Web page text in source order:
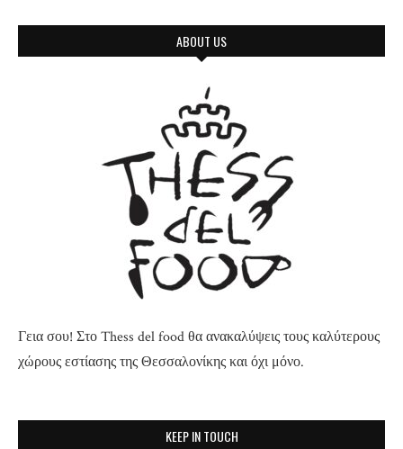
ABOUT US
Γεια σου! Στο Thess del food θα ανακαλύψεις τους καλύτερους
χώρους εστίασης της Θεσσαλονίκης και όχι μόνο.
KEEP IN TOUCH